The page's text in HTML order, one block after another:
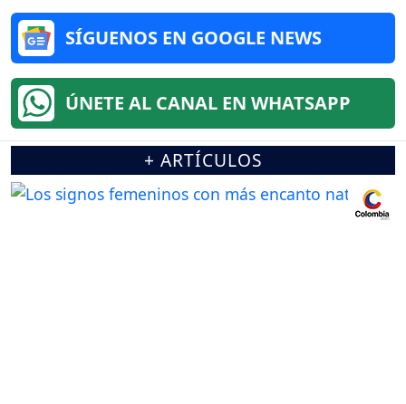
SÍGUENOS EN GOOGLE NEWS
ÚNETE AL CANAL EN WHATSAPP
+ ARTÍCULOS